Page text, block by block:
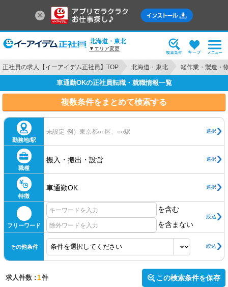
北海道・東北
▼エリア変更
正社員の求人【イーアイデム正社員】TOP 北海道・東北 軽作業・製造・
車通勤OKの正社員転職・就職情報一覧
複数条件をまとめて検索する
勤務地/駅
未設定 例）東京都○○区、○○駅 選択
職種
搬入・搬出・設営 選択
特徴
車通勤OK 選択
フリーワード
を含む
を含まない
絞込
その他条件 絞込
求人件数 : 1件 この検索条件を保存